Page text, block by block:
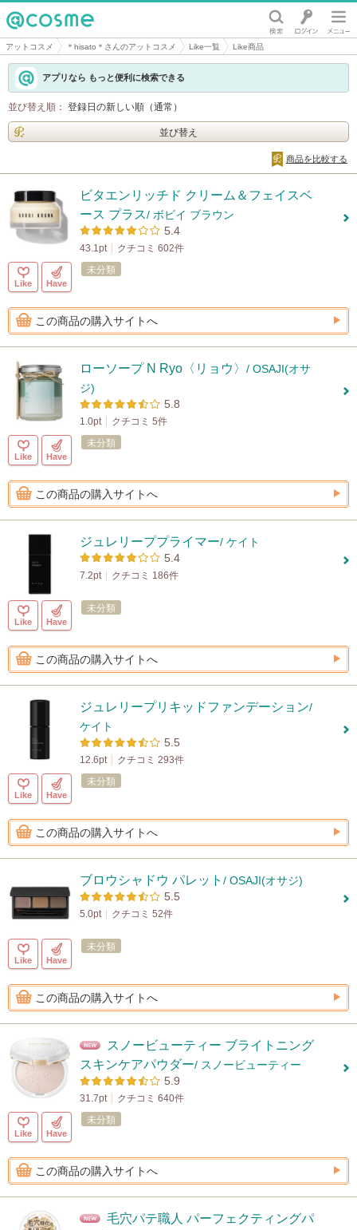
@cosme
アットコスメ ＊hisato＊さんのアットコスメ Like一覧 Like商品
アプリなら もっと便利に検索できる
並び替え順： 登録日の新しい順（通常）
並び替え
商品を比較する
ビタエンリッチド クリーム＆フェイスベ
ース プラス/ ボビイ ブラウン
5.4
43.1pt クチコミ 602件
Like Have
未分類
この商品の購入サイトへ
ローソープ N Ryo〈リョウ〉 / OSAJI(オサ
ジ)
5.8
1.0pt クチコミ 5件
Like Have
未分類
この商品の購入サイトへ
ジュレリーププライマー/ ケイト
5.4
7.2pt クチコミ 186件
Like Have
未分類
この商品の購入サイトへ
ジュレリープリキッドファンデーション/
ケイト
5.5
12.6pt クチコミ 293件
Like Have
未分類
この商品の購入サイトへ
ブロウシャドウ パレット / OSAJI(オサジ)
5.5
5.0pt クチコミ 52件
Like Have
未分類
この商品の購入サイトへ
スノービューティー ブライトニング
スキンケアパウダー/ スノービューティー
5.9
31.7pt クチコミ 640件
Like Have
未分類
この商品の購入サイトへ
毛穴パテ職人 パーフェクティングパ